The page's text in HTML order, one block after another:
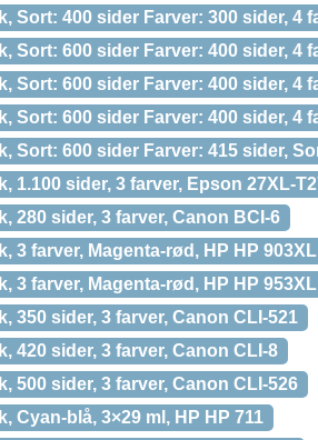
Sort: 400 sider Farver: 300 sider, 4
Sort: 600 sider Farver: 400 sider, 4
Sort: 600 sider Farver: 400 sider, 4
Sort: 600 sider Farver: 400 sider, 4
Sort: 600 sider Farver: 415 sider,
1.100 sider, 3 farver, Epson 27XL-
280 sider, 3 farver, Canon BCI-6
3 farver, Magenta-rød, HP HP 903XL
3 farver, Magenta-rød, HP HP 953XL
350 sider, 3 farver, Canon CLI-521
420 sider, 3 farver, Canon CLI-8
500 sider, 3 farver, Canon CLI-526
Cyan-blå, 3×29 ml, HP HP 711